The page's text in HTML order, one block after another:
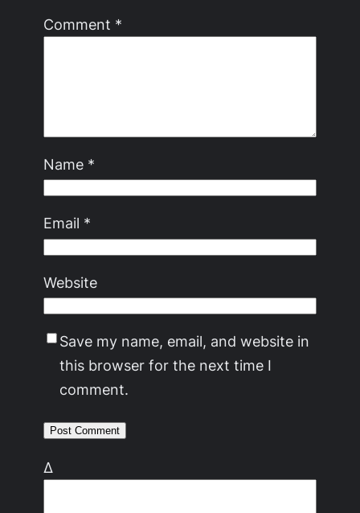
Comment *
Name *
Email *
Website
Save my name, email, and website in
this browser for the next time I
comment.
Δ